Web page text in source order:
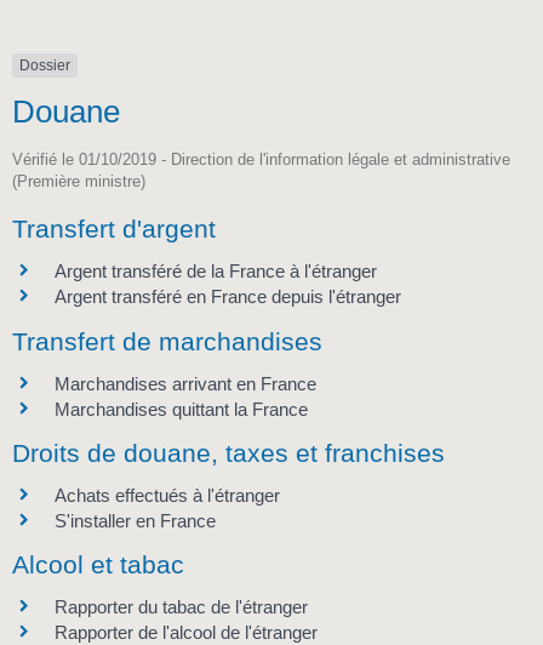
Dossier
Douane
Vérifié le 01/10/2019 - Direction de l'information légale et administrative
(Première ministre)
Transfert d'argent
Argent transféré de la France à l'étranger
Argent transféré en France depuis l'étranger
Transfert de marchandises
Marchandises arrivant en France
Marchandises quittant la France
Droits de douane, taxes et franchises
Achats effectués à l'étranger
S'installer en France
Alcool et tabac
Rapporter du tabac de l'étranger
Rapporter de l'alcool de l'étranger